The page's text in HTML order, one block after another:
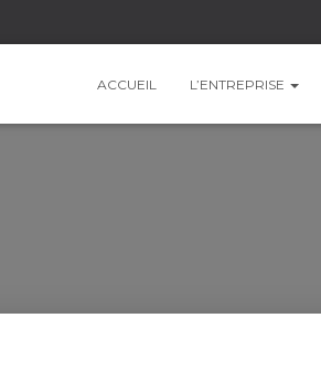
ACCUEIL L’ENTREPRISE